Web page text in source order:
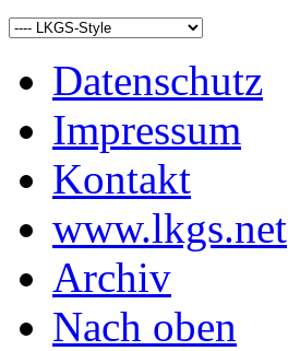
Datenschutz
Impressum
Kontakt
www.lkgs.net
Archiv
Nach oben